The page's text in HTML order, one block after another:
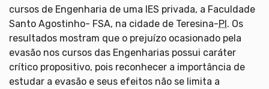
cursos de Engenharia de uma IES privada, a Faculdade
Santo Agostinho- FSA, na cidade de Teresina-PI. Os
resultados mostram que o prejuízo ocasionado pela
evasão nos cursos das Engenharias possui caráter
crítico propositivo, pois reconhecer a importância de
estudar a evasão e seus efeitos não se limita a